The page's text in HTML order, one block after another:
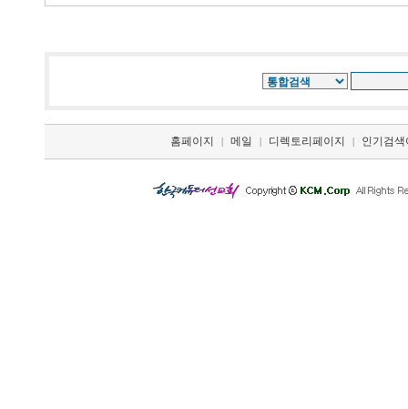
홈페이지 | 메일 | 디렉토리페이지 | 인기검색